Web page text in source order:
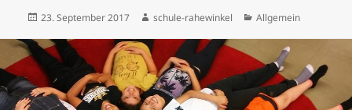
Veröffentlicht
23. September 2017 Autor
schule-rahewinkel Kategorien
Allgemein